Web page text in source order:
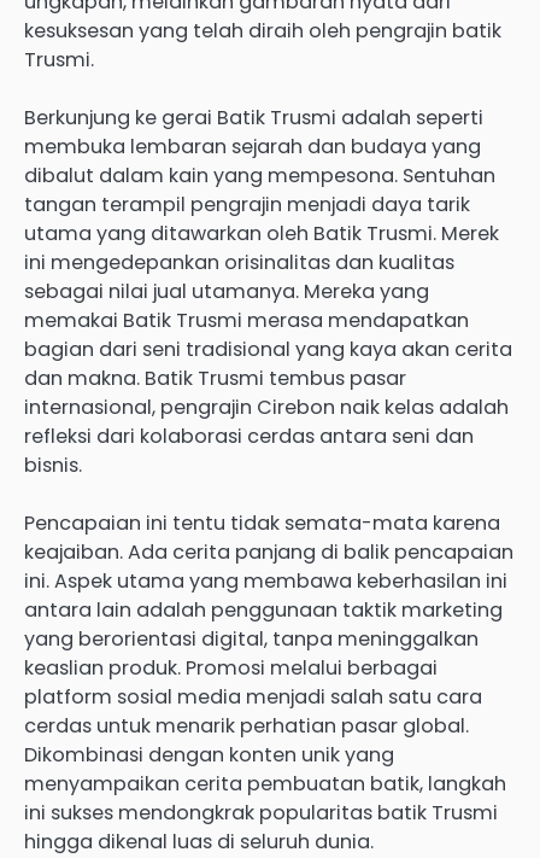
kesuksesan yang telah diraih oleh pengrajin batik
Trusmi.
Berkunjung ke gerai Batik Trusmi adalah seperti
membuka lembaran sejarah dan budaya yang
dibalut dalam kain yang mempesona. Sentuhan
tangan terampil pengrajin menjadi daya tarik
utama yang ditawarkan oleh Batik Trusmi. Merek
ini mengedepankan orisinalitas dan kualitas
sebagai nilai jual utamanya. Mereka yang
memakai Batik Trusmi merasa mendapatkan
bagian dari seni tradisional yang kaya akan cerita
dan makna. Batik Trusmi tembus pasar
internasional, pengrajin Cirebon naik kelas adalah
refleksi dari kolaborasi cerdas antara seni dan
bisnis.
Pencapaian ini tentu tidak semata-mata karena
keajaiban. Ada cerita panjang di balik pencapaian
ini. Aspek utama yang membawa keberhasilan ini
antara lain adalah penggunaan taktik marketing
yang berorientasi digital, tanpa meninggalkan
keaslian produk. Promosi melalui berbagai
platform sosial media menjadi salah satu cara
cerdas untuk menarik perhatian pasar global.
Dikombinasi dengan konten unik yang
menyampaikan cerita pembuatan batik, langkah
ini sukses mendongkrak popularitas batik Trusmi
hingga dikenal luas di seluruh dunia.